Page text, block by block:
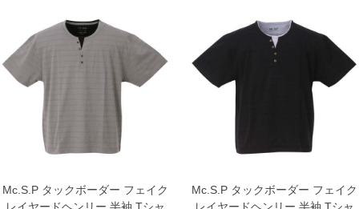
※当店での掲載商品は、実店鋪と在庫を共用しておりますので店頭での売り違い、店
舗からのお取り寄せ等により、お客様にご迷惑をお掛けしてしまう場合がございま
す。そのようなことがない様最大限に努めておりますが、もしあった場合速やかにご
連絡させて頂きますので予めご了承ください。
DETAIL
Mc.S.P タックボーダー フェイク
Mc.S.P タックボーダー フェイク